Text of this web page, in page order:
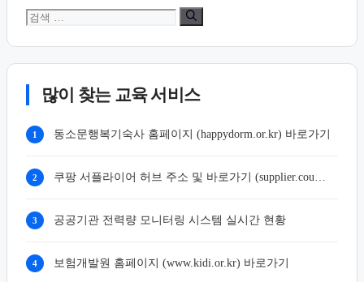
검
많이 찾는 교육 서비스
1 동소문행복기숙사 홈페이지 (happydorm.or.kr) 바로가기
2
3 공공기관 전력량 모니터링 시스템 실시간 현황
4 보험개발원 홈페이지 (www.kidi.or.kr) 바로가기